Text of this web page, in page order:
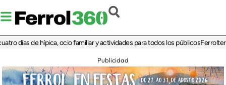
de hípica, ocio familiar y actividades para todos los públicosFerrolterra
Publicidad